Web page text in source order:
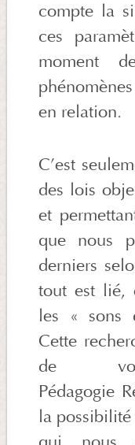
compte la
ces
moment
en relation.
C’est
des lois
et
que nous
derniers
tout est lié,
les « sons
Cette
de
Pédagogie
la